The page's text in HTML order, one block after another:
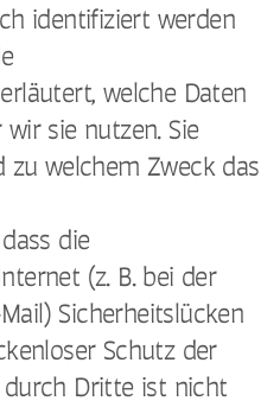
identifiziert werden
welche Daten
sie nutzen. Sie
welchem Zweck das
die
(z. B. bei der
Sicherheitslücken
Schutz der
Dritte ist nicht